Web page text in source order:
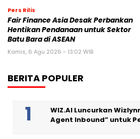
Pers Rilis
Fair Finance Asia Desak Perbankan
Hentikan Pendanaan untuk Sektor
Batu Bara di ASEAN
Kamis, 6 Agu 2026 - 13:02 WIB
BERITA POPULER
WIZ.AI Luncurkan
Agent Inbound” untuk